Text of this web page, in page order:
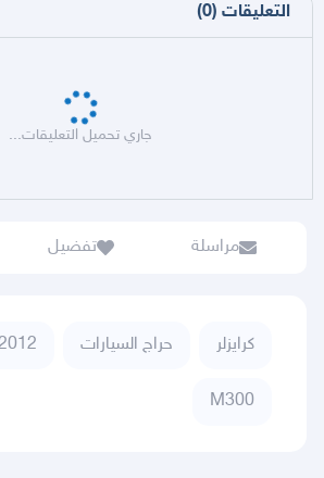
التعليقات (
0
)
جاري تحميل التعليقات...
مراسلة تفضيل
كرايزلر حراج السيارات
M300